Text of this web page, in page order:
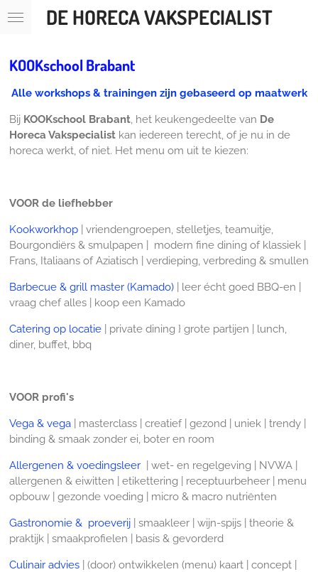
Ga
de
DE HORECA VAKSPECIALIST
KOOKschool Brabant
Alle workshops & trainingen zijn gebaseerd op maatwerk
Bij KOOKschool Brabant, het keukengedeelte van De
Horeca Vakspecialistkan iedereen terecht, of je nu in de
horeca werkt, of niet. Het menu om uit te kiezen:
VOOR de liefhebber
Kookworkhop| vriendengroepen, stelletjes, teamuitje,
Bourgondiërs & smulpapen | modern fine dining of klassiek |
Frans, Italiaans of Aziatisch | verdieping, verbreding & smullen
Barbecue & grill master (Kamado)| leer écht goed BBQ-en |
vraag chef alles | koop een Kamado
Catering op locatie| private dining } grote partijen | lunch,
diner, buffet, bbq
VOOR profi's
Vega & vega| masterclass | creatief | gezond | uniek | trendy |
binding & smaak zonder ei, boter en room
Allergenen & voedingsleer| wet- en regelgeving | NVWA |
allergenen & eiwitten | etikettering | receptuurbeheer | menu
opbouw | gezonde voeding | micro & macro nutriënten
Gastronomie & proeverij| smaakleer | wijn-spijs | theorie &
praktijk | smaakprofielen | basis & gevorderd
Culinair advies| (door) ontwikkelen (menu) kaart | concept |